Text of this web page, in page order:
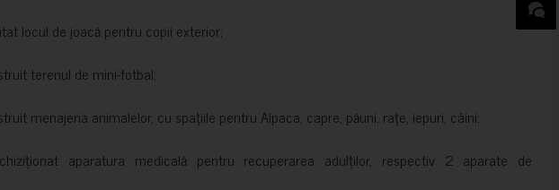
locul de joacă pentru copii exterior;
terenul de mini-fotbal;
menajeria animalelor, cu spațiile pentru Alpaca, capre, păuni, rațe, iepuri, câini;
aparatura medicală pentru recuperarea adulților, respectiv 2 aparate de